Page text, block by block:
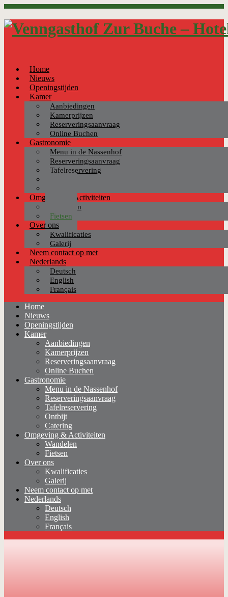
Home
Nieuws
Openingstijden
Kamer
Aanbiedingen
Kamerprijzen
Reserveringsaanvraag
Online Buchen
Gastronomie
Menu in de Nassenhof
Reserveringsaanvraag
Tafelreservering
Omgeving & Activiteiten
Wandelen
Fietsen
Over ons
Kwalificaties
Galerij
Neem contact op met
Nederlands
Deutsch
English
Français
Home
Nieuws
Openingstijden
Kamer
Aanbiedingen
Kamerprijzen
Reserveringsaanvraag
Online Buchen
Gastronomie
Menu in de Nassenhof
Reserveringsaanvraag
Tafelreservering
Ontbijt
Catering
Omgeving & Activiteiten
Wandelen
Fietsen
Over ons
Kwalificaties
Galerij
Neem contact op met
Nederlands
Deutsch
English
Français